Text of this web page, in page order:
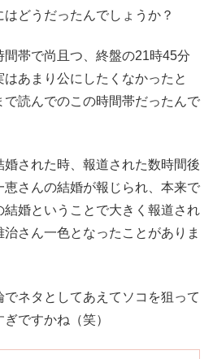
どうだったんでしょうか？
間帯で尚且つ、終盤の21時45分
あまり公にしたくなかったと
読んでのこの時間帯だったんで
された時、報道された数時間後
さんの結婚が報じられ、本来で
婚ということで大きく報道され
さん一色となったことがありま
ネタとしてあえてソコを狙って
ですかね（笑）